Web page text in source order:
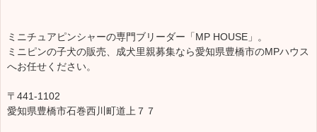
ミニチュアピンシャーの専門ブリーダー「MP HOUSE」。
ミニピンの子犬の販売、成犬里親募集なら愛知県豊橋市のMPハウス
へお任せください。
〒441-1102
愛知県豊橋市石巻西川町道上７７